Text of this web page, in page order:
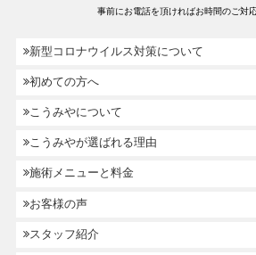
事前にお電話を頂ければお時間のご対
新型コロナウイルス対策について
初めての方へ
こうみやについて
こうみやが選ばれる理由
施術メニューと料金
お客様の声
スタッフ紹介